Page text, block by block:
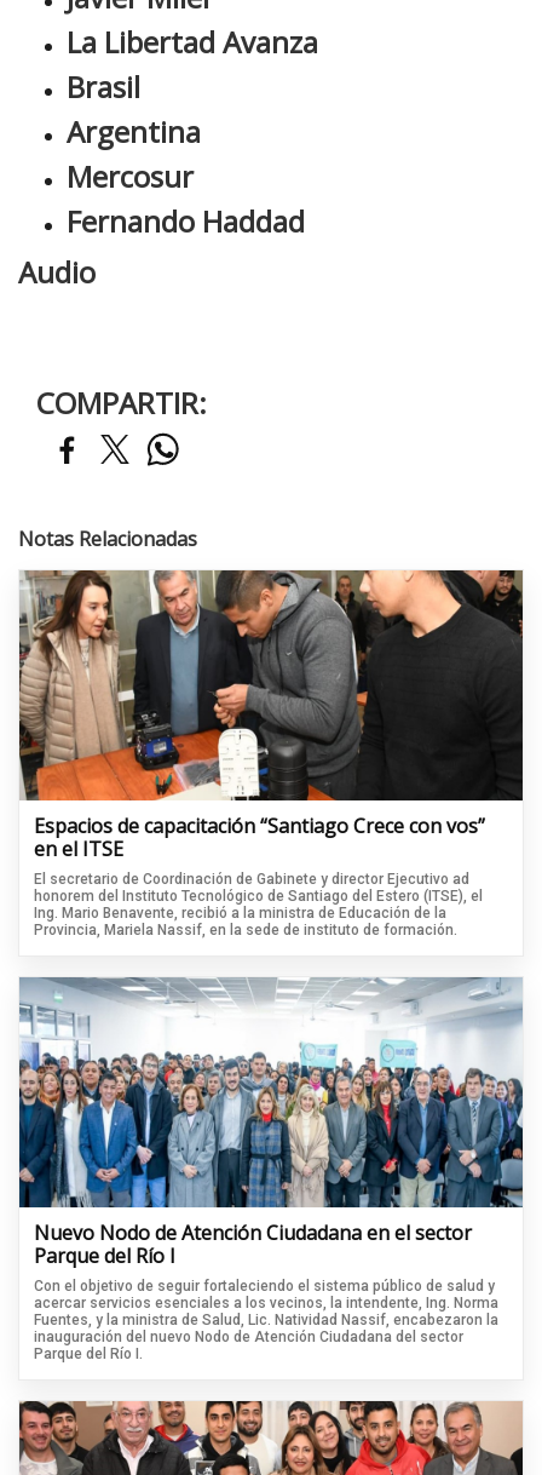
La Libertad Avanza
Brasil
Argentina
Mercosur
Fernando Haddad
Audio
COMPARTIR:
Notas Relacionadas
Espacios de capacitación “Santiago Crece con vos”
en el ITSE
El secretario de Coordinación de Gabinete y director Ejecutivo ad
honorem del Instituto Tecnológico de Santiago del Estero (ITSE), el
Ing. Mario Benavente, recibió a la ministra de Educación de la
Provincia, Mariela Nassif, en la sede de instituto de formación.
Nuevo Nodo de Atención Ciudadana en el sector
Parque del Río I
Con el objetivo de seguir fortaleciendo el sistema público de salud y
acercar servicios esenciales a los vecinos, la intendente, Ing. Norma
Fuentes, y la ministra de Salud, Lic. Natividad Nassif, encabezaron la
inauguración del nuevo Nodo de Atención Ciudadana del sector
Parque del Río I.